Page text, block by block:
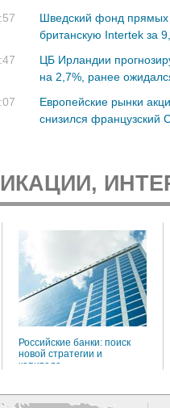
Шведский фонд прямых
британскую Intertek за
ЦБ Ирландии
на 2,7%, ранее
Европейские рынки
снизился французский
Российские банки: поиск
новой стратегии и
капитала